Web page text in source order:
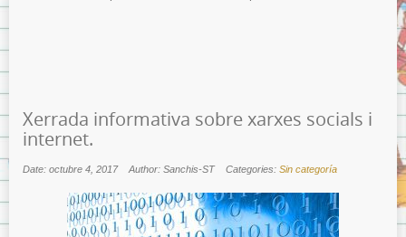
Xerrada informativa sobre xarxes socials i
internet.
Date: octubre 4, 2017 Author: Sanchis-ST Categories: Sin categoría